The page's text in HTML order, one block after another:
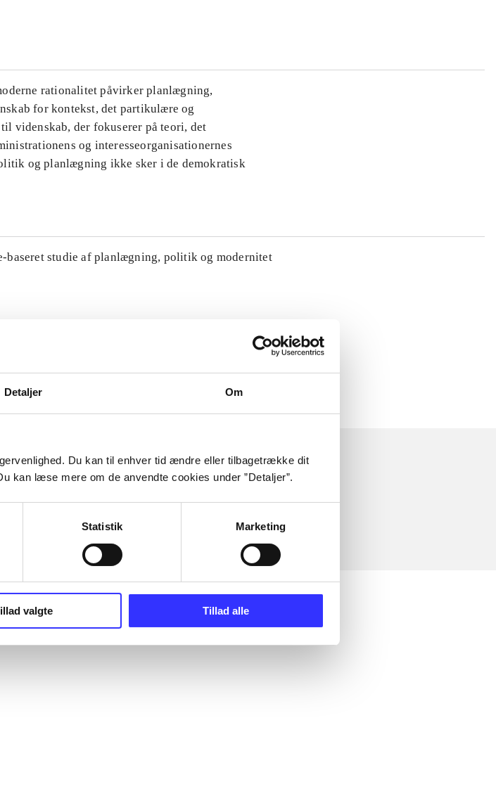
Detaljer Om
Du kan til enhver tid ændre eller tilbagetrække dit
kan læse mere om de anvendte cookies under ”Detaljer”.
Statistik Marketing
valgte Tillad alle
rationalitet påvirker planlægning,
for kontekst, det partikulære og
videnskab, der fokuserer på teori, det
og interesseorganisationernes
og planlægning ikke sker i de demokratisk
baseret studie af planlægning, politik og modernitet